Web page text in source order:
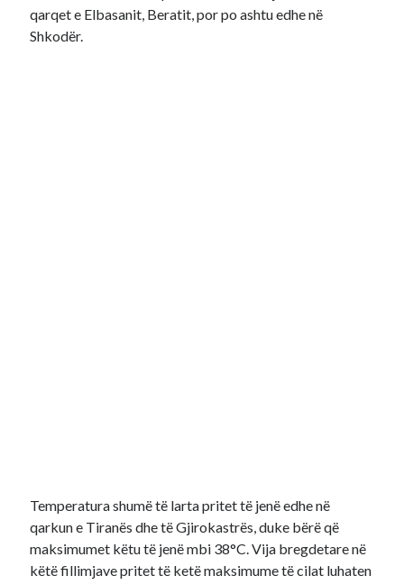
qarqet e Elbasanit, Beratit, por po ashtu edhe në
Shkodër.
Temperatura shumë të larta pritet të jenë edhe në
qarkun e Tiranës dhe të Gjirokastrës, duke bërë që
maksimumet këtu të jenë mbi 38°C. Vija bregdetare në
këtë fillimjave pritet të ketë maksimume të cilat luhaten